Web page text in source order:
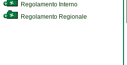
Regolamento Interno
Regolamento Regionale